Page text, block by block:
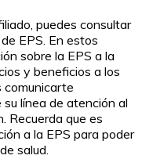
puedes consultar
EPS. En estos
sobre la EPS a la
y beneficios a los
comunicarte
línea de atención al
Recuerda que es
a la EPS para poder
salud.